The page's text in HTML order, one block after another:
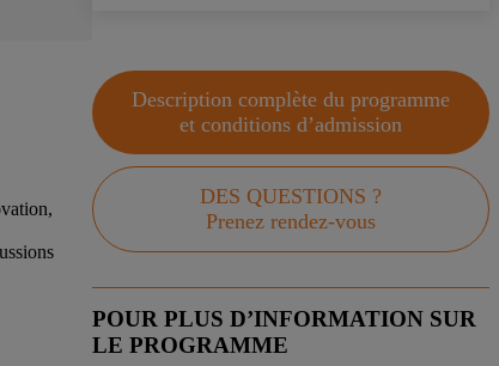
Description complète du programme
et conditions d’admission
DES QUESTIONS ?
Prenez rendez-vous
POUR PLUS D’INFORMATION SUR
LE PROGRAMME